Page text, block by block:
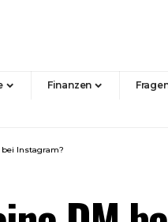
Finanzen
Instagram?